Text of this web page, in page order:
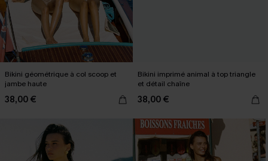
Bikini géométrique à col scoop et
jambe haute
38,00 €
Bikini imprimé animal à top triangle
et détail chaîne
38,00 €